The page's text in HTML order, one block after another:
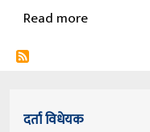
Read moreabout
दर्ता विधेयक